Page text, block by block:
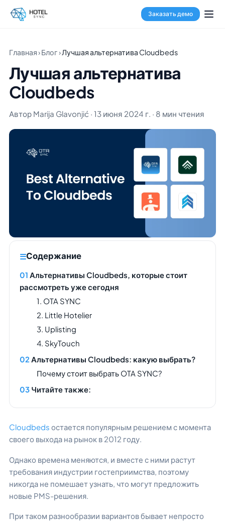
Заказать демо
Главная›Блог›Лучшая альтернатива Cloudbeds
Лучшая альтернатива
Cloudbeds
Автор Marija Glavonjić · 13 июня 2024 г. · 8 мин чтения
Содержание
Альтернативы Cloudbeds, которые стоит
рассмотреть уже сегодня
1. OTA SYNC
2. Little Hotelier
3. Uplisting
4. SkyTouch
Альтернативы Cloudbeds: какую выбрать?
Почему стоит выбрать OTA SYNC?
Читайте также:
Cloudbeds остается популярным решением с момента
своего выхода на рынок в 2012 году.
Однако времена меняются, и вместе с ними растут
требования индустрии гостеприимства, поэтому
никогда не помешает узнать, что могут предложить
новые PMS-решения.
При таком разнообразии вариантов бывает непросто